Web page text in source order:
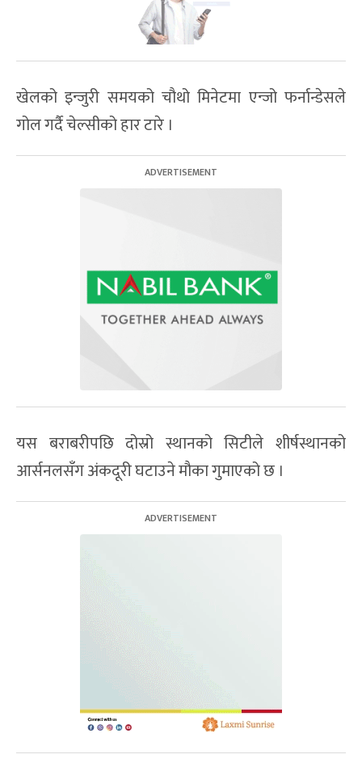
खेलको इन्जुरी समयको चौथो मिनेटमा एन्जो फर्नान्डेसले
गोल गर्दै चेल्सीको हार टारे ।
यस बराबरीपछि दोस्रो स्थानको सिटीले शीर्षस्थानको
आर्सनलसँग अंकदूरी घटाउने मौका गुमाएको छ ।